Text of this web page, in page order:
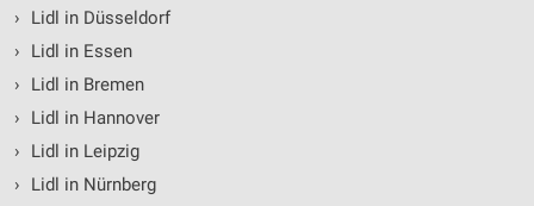
›
Lidl in Düsseldorf
›
Lidl in Essen
›
Lidl in Bremen
›
Lidl in Hannover
›
Lidl in Leipzig
›
Lidl in Nürnberg